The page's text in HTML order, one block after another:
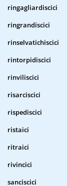
ringagliardiscici
ringrandiscici
rinselvatichiscici
rintorpidiscici
rinviliscici
risarciscici
rispediscici
ristaici
ritraici
rivincici
sanciscici